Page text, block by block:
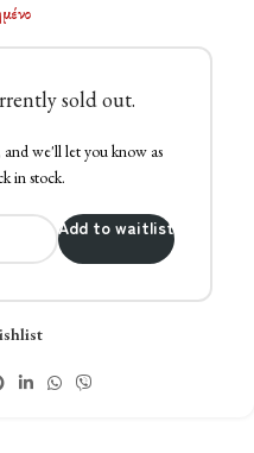
sold out.
we'll let you know as
in stock.
Add to waitlist